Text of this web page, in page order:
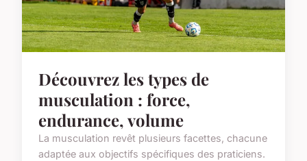
Découvrez les types de
musculation : force,
endurance, volume
La musculation revêt plusieurs facettes, chacune
adaptée aux objectifs spécifiques des praticiens.